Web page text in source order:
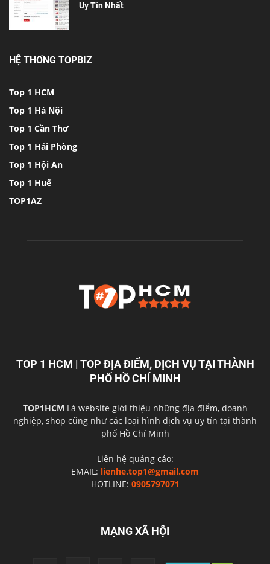
Uy Tín Nhất
HỆ THỐNG TOPBIZ
Top 1 HCM
Top 1 Hà Nội
Top 1 Cần Thơ
Top 1 Hải Phòng
Top 1 Hội An
Top 1 Huế
TOP1AZ
TOP 1 HCM | TOP ĐỊA ĐIỂM, DỊCH VỤ TẠI THÀNH
PHỐ HỒ CHÍ MINH
TOP1HCM Là website giới thiệu những địa điểm, doanh
nghiệp, shop cũng như các loại hình dịch vụ uy tín tại thành
phố Hồ Chí Minh
Liên hệ quảng cáo:
EMAIL: lienhe.top1@gmail.com
HOTLINE: 0905797071
MẠNG XÃ HỘI